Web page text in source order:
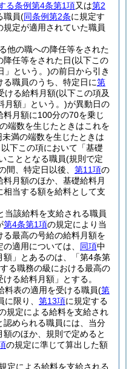
る条例第4条第1項又は第2
職員(同条例第2条に規定す
規定が適用されていた職員
他の職への降任等をされた
任等をされた日(以下この
」という。)の前日から引き
職員のうち、特定日に第
ける給料月額(以下この項及
月額」という。)が異動日の
月額に100分の70を乗じ
端数を生じたときはこれを
満の端数を生じたときは
下この項において「基礎
こととなる職員(規則で定
間、特定日以後、 第11項の
月額のほか、基礎給料月
当する額を給料として支
当該給料を支給される職員
第4条第1項の規定により当
最高の号給の給料月額を
の適用については、 同項中
額」とあるのは、「第4条第
る職務の級における最高の
る給料月額」とする。
料表の適用を受ける職員(第
限り、 第13項に規定する
規定による給料を支給され
認められる職員には、当分
のほか、規則で定めると
の規定に準じて算出した額
定による給料を支給される